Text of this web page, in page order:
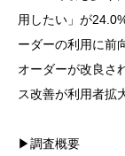
用したい」が
ーダーの利用に前
オーダーが改良さ
ス改善が利用者拡
▶調査概要